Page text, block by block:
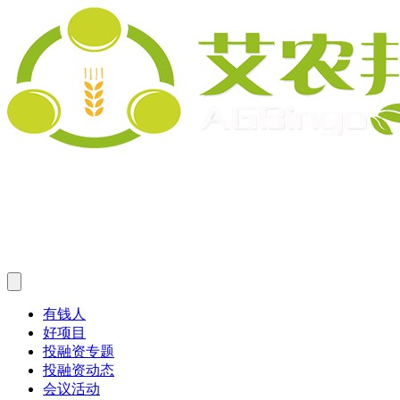
有钱人
好项目
投融资专题
投融资动态
会议活动